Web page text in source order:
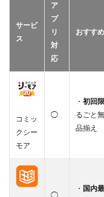
サービ
ス
ア
プ
リ
対
応
おすす
コミッ
クシー
モア
◯
・ 初回
るごと
品揃え
◯
・ 国内